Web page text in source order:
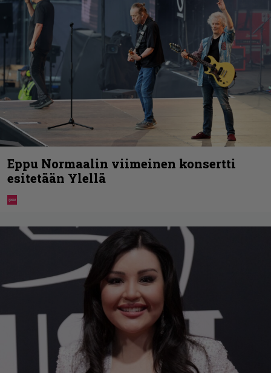
Eppu Normaalin viimeinen konsertti
esitetään Ylellä